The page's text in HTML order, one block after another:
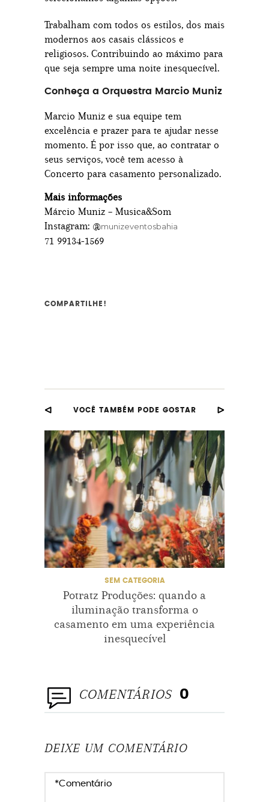
Trabalham com todos os estilos, dos mais
modernos aos casais clássicos e
religiosos. Contribuindo ao máximo para
que seja sempre uma noite inesquecível.
Conheça a Orquestra Marcio Muniz
Marcio Muniz e sua equipe tem
excelência e prazer para te ajudar nesse
momento. É por isso que, ao contratar o
seus serviços, você tem acesso à
Concerto para casamento personalizado.
Mais informações
Márcio Muniz – Musica&Som
Instagram: @munizeventosbahia
71 99134-1569
COMPARTILHE!
VOCÊ TAMBÉM PODE GOSTAR
SEM CATEGORIA
Potratz Produções: quando a
iluminação transforma o
casamento em uma experiência
inesquecível
COMENTÁRIOS 0
DEIXE UM COMENTÁRIO